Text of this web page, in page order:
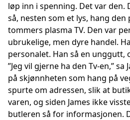
løp inn i spenning. Det var den.
så, nesten som et lys, hang den
tommers plasma TV. Den var
ubrukelige, men dyre handel.
personalet. Han så en unggutt,
”Jeg vil gjerne ha den Tv-en,” sa
på skjønnheten som hang på
spurte om adressen, slik at
varen, og siden James ikke
butleren så for informasjonen.